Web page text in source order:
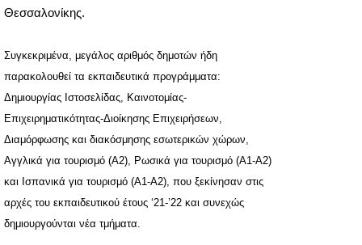
Θεσσαλονίκης.
Συγκεκριμένα, μεγάλος αριθμός δημοτών ήδη
παρακολουθεί τα εκπαιδευτικά προγράμματα:
Δημιουργίας Ιστοσελίδας, Καινοτομίας-
Επιχειρηματικότητας-Διοίκησης Επιχειρήσεων,
Διαμόρφωσης και διακόσμησης εσωτερικών χώρων,
Αγγλικά για τουρισμό (Α2), Ρωσικά για τουρισμό (Α1-Α2)
και Ισπανικά για τουρισμό (Α1-Α2), που ξεκίνησαν στις
αρχές του εκπαιδευτικού έτους ‘21-’22 και συνεχώς
δημιουργούνται νέα τμήματα.